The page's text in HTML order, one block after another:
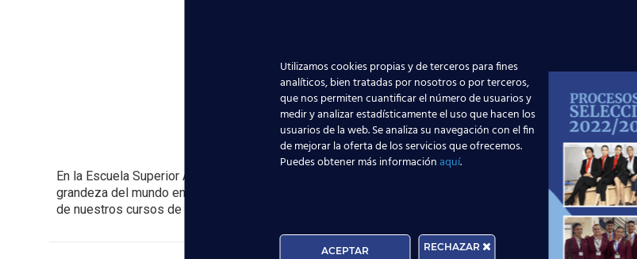
En la Escuela Superior Aeronáutica ESA queremos mostrar con este video a todos nuestros alumnos
grandeza del mundo en el que se están adentrando. Esperamos que os guste. Y ya sabes, si te gusta lo
de nuestros cursos de Tripulante de Cabina de Pasajeros TCP o de Técnico de Operaciones
Utilizamos cookies propias y de terceros para fines
analíticos, bien tratadas por nosotros o por terceros,
que nos permiten cuantificar el número de usuarios y
medir y analizar estadísticamente el uso que hacen los
usuarios de la web. Se analiza su navegación con el fin
de mejorar la oferta de los servicios que ofrecemos.
Puedes obtener más informaciónaquí.
ACEPTAR RECHAZAR